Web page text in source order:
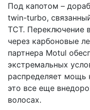
Под капотом –
twin-turbo,
TCT. Переключение
через карбоновые
партнера Motul
экстремальных
распределяет мощь
это все еще
волосах.